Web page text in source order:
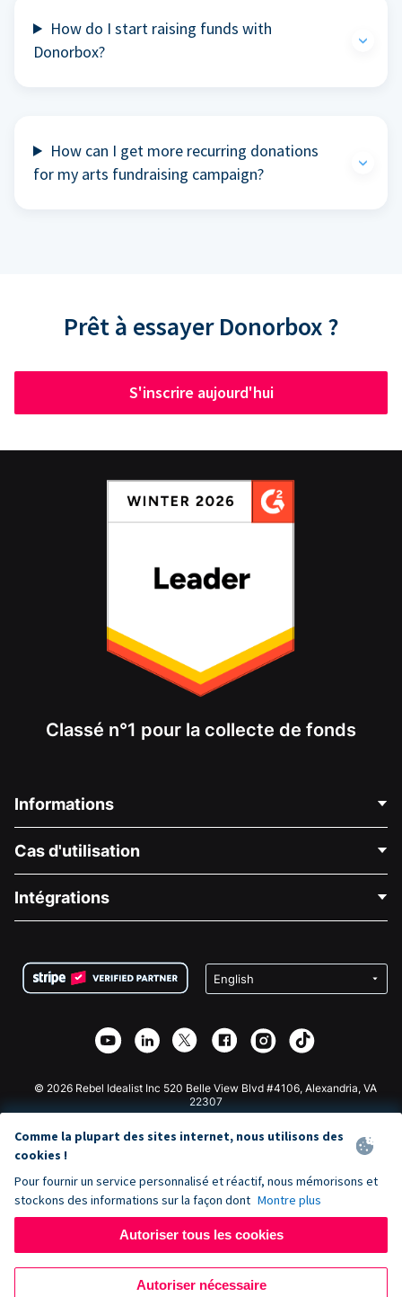
How do I start raising funds with
Donorbox?
How can I get more recurring donations
for my arts fundraising campaign?
Prêt à essayer Donorbox ?
S'inscrire aujourd'hui
Classé n°1 pour la collecte de fonds
Informations
À propos de nous
Carrières
Confidentialité
Partenariat d'affiliation
Bibliothèque
Cas d'utilisation
Collecte de fonds médicale
Collecte de fonds caritative
Intégrations
Plugin de don Wix
Application de don Webflow
Don Joomla
© 2026 Rebel Idealist Inc 520 Belle View Blvd #4106, Alexandria, VA
22307
Comme la plupart des sites internet, nous utilisons des
cookies !
Pour fournir un service personnalisé et réactif, nous mémorisons et
stockons des informations sur la façon dont Montre plus
Autoriser tous les cookies
Autoriser nécessaire